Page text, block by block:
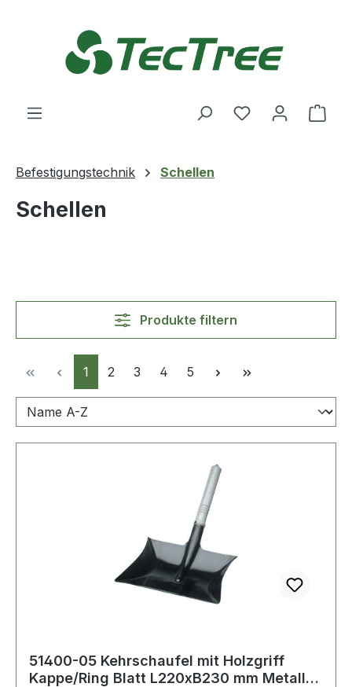
Du hast 0
Befestigungstechnik Schellen
Schellen
Produkte filtern
Seite
1 Seite
2 Seite
3 Seite
4 Seite
5
51400-05 Kehrschaufel mit Holzgriff
Kappe/Ring Blatt L220xB230 mm Metall